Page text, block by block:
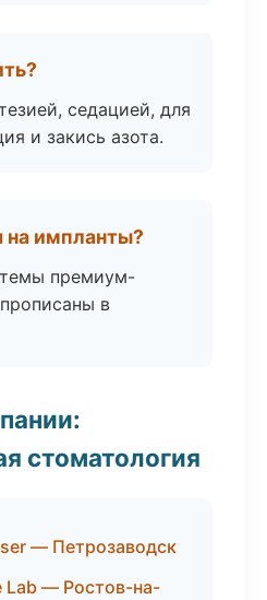
седацией, для
и закись азота.
на импланты?
премиум-
в
стоматология
— Петрозаводск
Lab — Ростов-на-